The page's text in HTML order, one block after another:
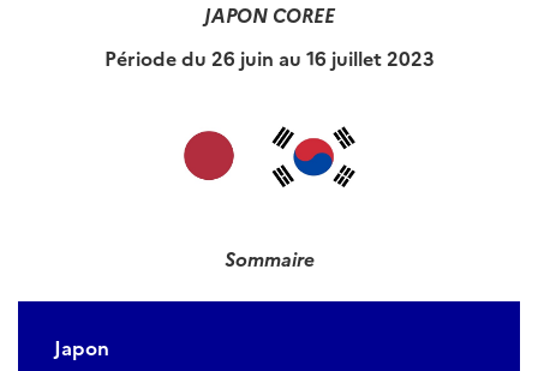
JAPON COREE
Période du 26 juin au 16 juillet 2023
Sommaire
Japon